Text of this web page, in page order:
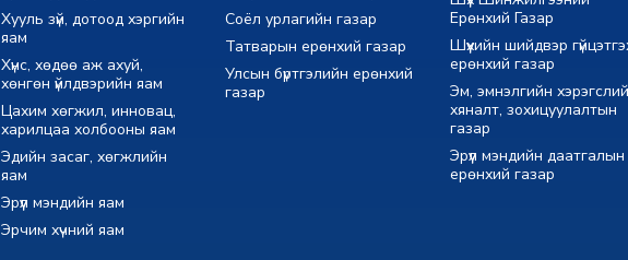
Хууль зүй, дотоод хэргийн
яам
Хүнс, хөдөө аж ахуй,
хөнгөн үйлдвэрийн яам
Цахим хөгжил, инновац,
харилцаа холбооны яам
Эдийн засаг, хөгжлийн
яам
Эрүүл мэндийн яам
Эрчим хүчний яам
Соёл урлагийн газар
Татварын ерөнхий газар
Улсын бүртгэлийн ерөнхий
газар
Ерөнхий Газар
Шүүхийн шийдвэр
ерөнхий газар
Эм, эмнэлгийн
хяналт, зохицуулалтын
газар
Эрүүл мэндийн даатгалын
ерөнхий газар